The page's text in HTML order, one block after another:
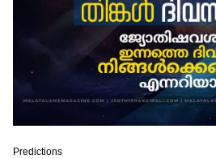
Predictions